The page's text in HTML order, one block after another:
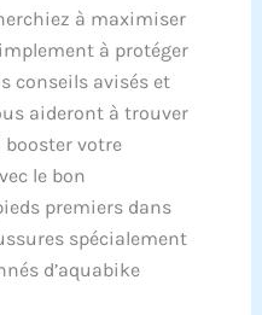
à maximiser
à protéger
conseils avisés et
aideront à trouver
booster votre
le bon
premiers dans
spécialement
d’aquabike